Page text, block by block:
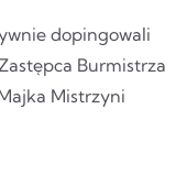
dopingowali
Burmistrza
Mistrzyni